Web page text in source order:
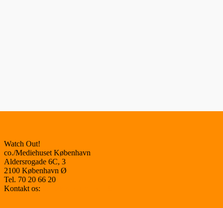
Watch Out!
co./Mediehuset København
Aldersrogade 6C, 3
2100 København Ø
Tel. 70 20 66 20
Kontakt os: